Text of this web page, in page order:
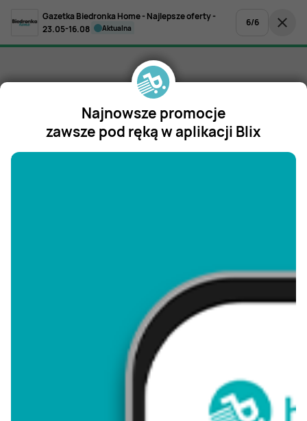
Gazetka Biedronka Home - Najlepsze oferty -
23.05-16.08
aktualna 6/6
Najnowsze promocje
zawsze pod ręką w aplikacji Blix
"/>